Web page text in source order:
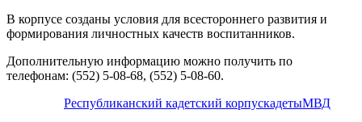
В корпусе созданы условия для всестороннего развития и
формирования личностных качеств воспитанников.
Дополнительную информацию можно получить по
телефонам: (552) 5-08-68, (552) 5-08-60.
Республиканский кадетский корпускадетыМВД